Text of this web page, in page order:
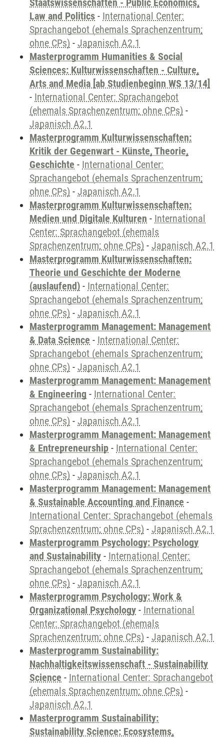
Staatswissenschaften - Public Economics,
Law and Politics - International Center:
Sprachangebot (ehemals Sprachenzentrum;
ohne CPs) - Japanisch A2.1
Masterprogramm Humanities & Social
Sciences: Kulturwissenschaften - Culture,
Arts and Media [ab Studienbeginn WS 13/14]
- International Center: Sprachangebot
(ehemals Sprachenzentrum; ohne CPs) -
Japanisch A2.1
Masterprogramm Kulturwissenschaften:
Kritik der Gegenwart - Künste, Theorie,
Geschichte - International Center:
Sprachangebot (ehemals Sprachenzentrum;
ohne CPs) - Japanisch A2.1
Masterprogramm Kulturwissenschaften:
Medien und Digitale Kulturen - International
Center: Sprachangebot (ehemals
Sprachenzentrum; ohne CPs) - Japanisch A2.1
Masterprogramm Kulturwissenschaften:
Theorie und Geschichte der Moderne
(auslaufend) - International Center:
Sprachangebot (ehemals Sprachenzentrum;
ohne CPs) - Japanisch A2.1
Masterprogramm Management: Management
& Data Science - International Center:
Sprachangebot (ehemals Sprachenzentrum;
ohne CPs) - Japanisch A2.1
Masterprogramm Management: Management
& Engineering - International Center:
Sprachangebot (ehemals Sprachenzentrum;
ohne CPs) - Japanisch A2.1
Masterprogramm Management: Management
& Entrepreneurship - International Center:
Sprachangebot (ehemals Sprachenzentrum;
ohne CPs) - Japanisch A2.1
Masterprogramm Management: Management
& Sustainable Accounting and Finance -
International Center: Sprachangebot (ehemals
Sprachenzentrum; ohne CPs) - Japanisch A2.1
Masterprogramm Psychology: Psychology
and Sustainability - International Center:
Sprachangebot (ehemals Sprachenzentrum;
ohne CPs) - Japanisch A2.1
Masterprogramm Psychology: Work &
Organizational Psychology - International
Center: Sprachangebot (ehemals
Sprachenzentrum; ohne CPs) - Japanisch A2.1
Masterprogramm Sustainability:
Nachhaltigkeitswissenschaft - Sustainability
Science - International Center: Sprachangebot
(ehemals Sprachenzentrum; ohne CPs) -
Japanisch A2.1
Masterprogramm Sustainability:
Sustainability Science: Ecosystems,